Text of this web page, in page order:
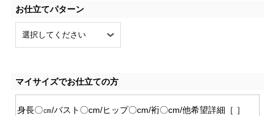
お仕立てパターン
マイサイズでお仕立ての方